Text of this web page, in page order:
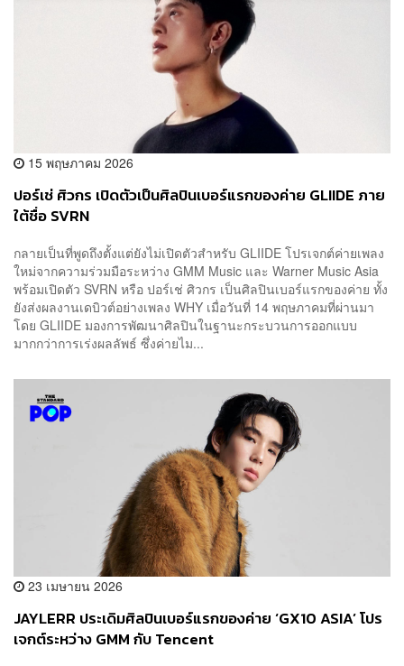
15 พฤษภาคม 2026
ปอร์เช่ ศิวกร เปิดตัวเป็นศิลปินเบอร์แรกของค่าย GLIIDE ภาย
ใต้ชื่อ SVRN
กลายเป็นที่พูดถึงตั้งแต่ยังไม่เปิดตัวสำหรับ GLIIDE โปรเจกต์ค่ายเพลง
ใหม่จากความร่วมมือระหว่าง GMM Music และ Warner Music Asia
พร้อมเปิดตัว SVRN หรือ ปอร์เช่ ศิวกร เป็นศิลปินเบอร์แรกของค่าย ทั้ง
ยังส่งผลงานเดบิวต์อย่างเพลง WHY เมื่อวันที่ 14 พฤษภาคมที่ผ่านมา
โดย GLIIDE มองการพัฒนาศิลปินในฐานะกระบวนการออกแบบ
มากกว่าการเร่งผลลัพธ์ ซึ่งค่ายไม...
23 เมษายน 2026
JAYLERR ประเดิมศิลปินเบอร์แรกของค่าย ‘GX10 ASIA’ โปร
เจกต์ระหว่าง GMM กับ Tencent